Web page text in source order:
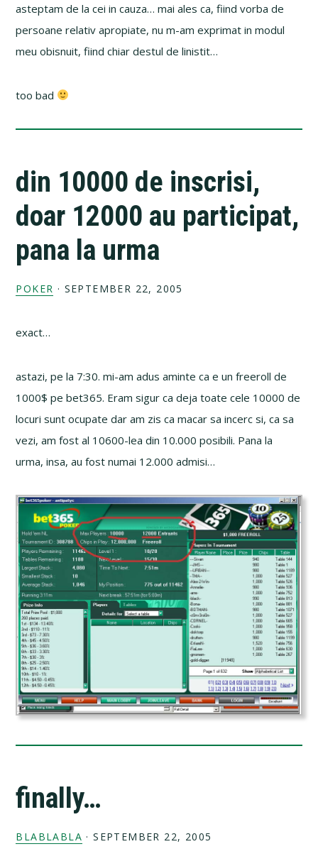
asteptam de la cei in cauza… mai ales ca, fiind vorba de
persoane relativ apropiate, nu m-am exprimat in modul
meu obisnuit, fiind chiar destul de linistit…
too bad
din 10000 de inscrisi,
doar 12000 au participat,
pana la urma
POKER · SEPTEMBER 22, 2005
exact…
astazi, pe la 7:30. mi-am adus aminte ca e un freeroll de
1000$ pe bet365. Eram sigur ca deja toate cele 10000 de
locuri sunt ocupate dar am zis ca macar sa incerc si, ca sa
vezi, am fost al 10600-lea din 10.000 posibili. Pana la
urma, insa, au fost numai 12.000 admisi…
finally…
BLABLABLA · SEPTEMBER 22, 2005